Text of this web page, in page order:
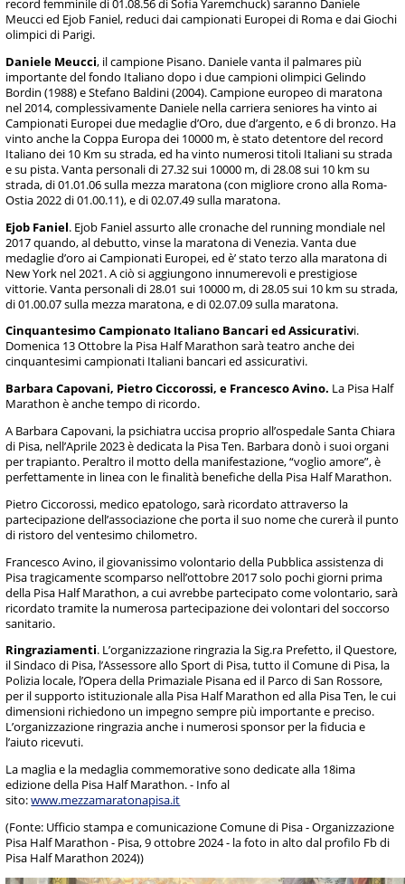
record femminile di 01.08.56 di Sofia Yaremchuck) saranno Daniele
Meucci ed Ejob Faniel, reduci dai campionati Europei di Roma e dai Giochi
olimpici di Parigi.
Daniele Meucci, il campione Pisano. Daniele vanta il palmares più
importante del fondo Italiano dopo i due campioni olimpici Gelindo
Bordin (1988) e Stefano Baldini (2004). Campione europeo di maratona
nel 2014, complessivamente Daniele nella carriera seniores ha vinto ai
Campionati Europei due medaglie d’Oro, due d’argento, e 6 di bronzo. Ha
vinto anche la Coppa Europa dei 10000 m, è stato detentore del record
Italiano dei 10 Km su strada, ed ha vinto numerosi titoli Italiani su strada
e su pista. Vanta personali di 27.32 sui 10000 m, di 28.08 sui 10 km su
strada, di 01.01.06 sulla mezza maratona (con migliore crono alla Roma-
Ostia 2022 di 01.00.11), e di 02.07.49 sulla maratona.
Ejob Faniel. Ejob Faniel assurto alle cronache del running mondiale nel
2017 quando, al debutto, vinse la maratona di Venezia. Vanta due
medaglie d’oro ai Campionati Europei, ed è’ stato terzo alla maratona di
New York nel 2021. A ciò si aggiungono innumerevoli e prestigiose
vittorie. Vanta personali di 28.01 sui 10000 m, di 28.05 sui 10 km su strada,
di 01.00.07 sulla mezza maratona, e di 02.07.09 sulla maratona.
Cinquantesimo Campionato Italiano Bancari ed Assicurativi.
Domenica 13 Ottobre la Pisa Half Marathon sarà teatro anche dei
cinquantesimi campionati Italiani bancari ed assicurativi.
Barbara Capovani, Pietro Ciccorossi, e Francesco Avino. La Pisa Half
Marathon è anche tempo di ricordo.
A Barbara Capovani, la psichiatra uccisa proprio all’ospedale Santa Chiara
di Pisa, nell’Aprile 2023 è dedicata la Pisa Ten. Barbara donò i suoi organi
per trapianto. Peraltro il motto della manifestazione, “voglio amore”, è
perfettamente in linea con le finalità benefiche della Pisa Half Marathon.
Pietro Ciccorossi, medico epatologo, sarà ricordato attraverso la
partecipazione dell’associazione che porta il suo nome che curerà il punto
di ristoro del ventesimo chilometro.
Francesco Avino, il giovanissimo volontario della Pubblica assistenza di
Pisa tragicamente scomparso nell’ottobre 2017 solo pochi giorni prima
della Pisa Half Marathon, a cui avrebbe partecipato come volontario, sarà
ricordato tramite la numerosa partecipazione dei volontari del soccorso
sanitario.
Ringraziamenti. L’organizzazione ringrazia la Sig.ra Prefetto, il Questore,
il Sindaco di Pisa, l’Assessore allo Sport di Pisa, tutto il Comune di Pisa, la
Polizia locale, l’Opera della Primaziale Pisana ed il Parco di San Rossore,
per il supporto istituzionale alla Pisa Half Marathon ed alla Pisa Ten, le cui
dimensioni richiedono un impegno sempre più importante e preciso.
L’organizzazione ringrazia anche i numerosi sponsor per la fiducia e
l’aiuto ricevuti.
La maglia e la medaglia commemorative sono dedicate alla 18ima
edizione della Pisa Half Marathon. - Info al
sito:www.mezzamaratonapisa.it
(Fonte: Ufficio stampa e comunicazione Comune di Pisa - Organizzazione
Pisa Half Marathon - Pisa, 9 ottobre 2024 - la foto in alto dal profilo Fb di
Pisa Half Marathon 2024))